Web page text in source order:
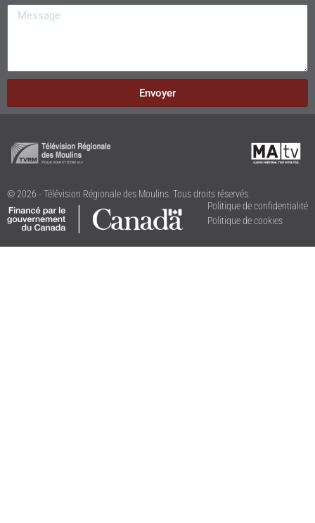
Envoyer
© 2026 - Télévision Régionale des Moulins. Tous droits réservés.
Politique de confidentialité
Politique de cookies